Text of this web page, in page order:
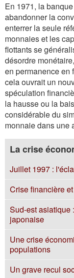
En 1971, la
abandonner la
enterrer la seule
monnaies et les
flottants se
désordre
en permanence en
cela ouvrait un
spéculation
la hausse ou la
considérable du
monnaie dans une
La crise
Juillet 1997 :
Crise financière
Sud-est asiatique
japonaise
Une crise
populations
Un grave recul